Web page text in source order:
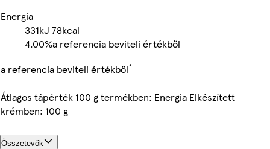
Energia
331kJ 78kcal
4.00%a referencia beviteli értékből
a referencia beviteli értékből*
Átlagos tápérték 100 g termékben: Energia Elkészített
krémben: 100 g
Összetevők